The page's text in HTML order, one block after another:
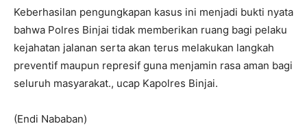
Keberhasilan pengungkapan kasus ini menjadi bukti nyata
bahwa Polres Binjai tidak memberikan ruang bagi pelaku
kejahatan jalanan serta akan terus melakukan langkah
preventif maupun represif guna menjamin rasa aman bagi
seluruh masyarakat., ucap Kapolres Binjai.
(Endi Nababan)